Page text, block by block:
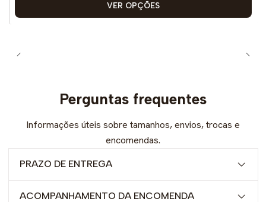
VER OPÇÕES
Perguntas frequentes
Informações úteis sobre tamanhos, envios, trocas e
encomendas.
PRAZO DE ENTREGA
ACOMPANHAMENTO DA ENCOMENDA